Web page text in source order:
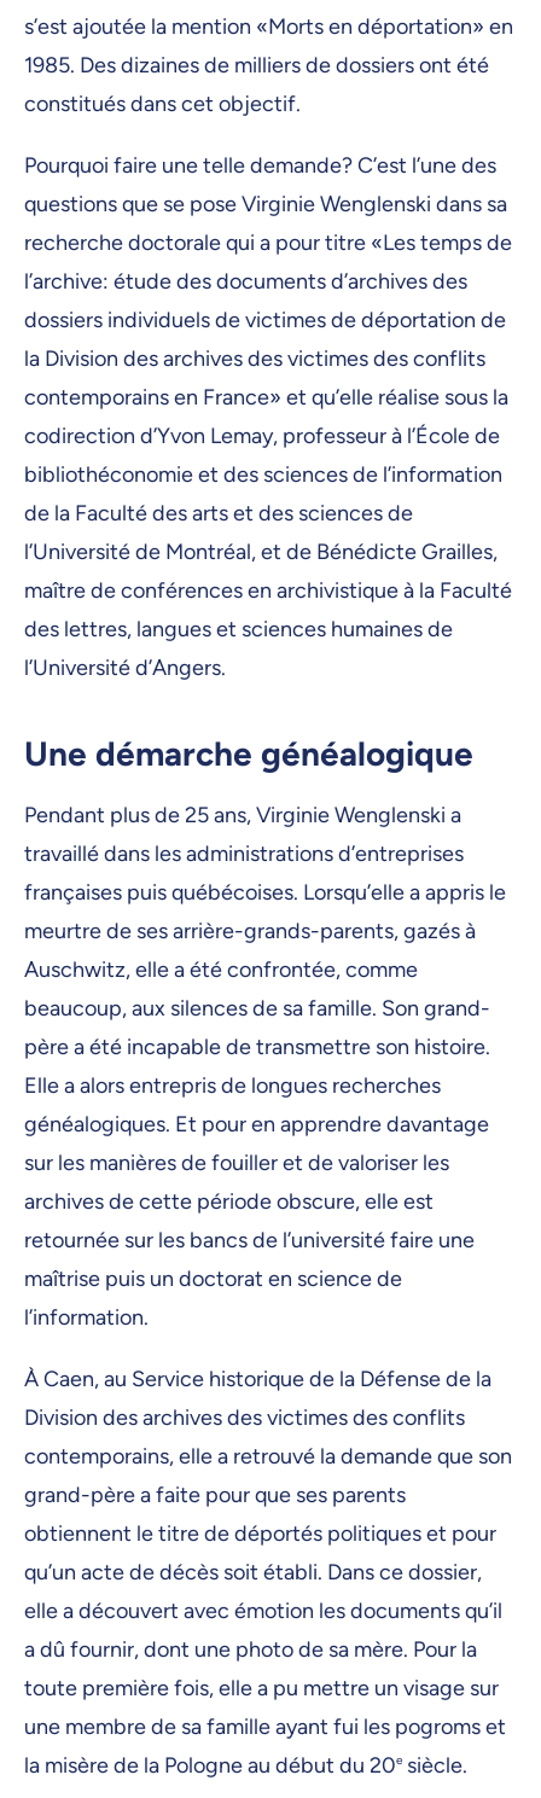
s’est ajoutée la mention «Morts en déportation» en
1985. Des dizaines de milliers de dossiers ont été
constitués dans cet objectif.
Pourquoi faire une telle demande? C’est l’une des
questions que se pose Virginie Wenglenski dans sa
recherche doctorale qui a pour titre «Les temps de
l’archive: étude des documents d’archives des
dossiers individuels de victimes de déportation de
la Division des archives des victimes des conflits
contemporains en France» et qu’elle réalise sous la
codirection d’Yvon Lemay, professeur à l’École de
bibliothéconomie et des sciences de l’information
de la Faculté des arts et des sciences de
l’Université de Montréal, et de Bénédicte Grailles,
maître de conférences en archivistique à la Faculté
des lettres, langues et sciences humaines de
l’Université d’Angers.
Une démarche généalogique
Pendant plus de 25 ans, Virginie Wenglenski a
travaillé dans les administrations d’entreprises
françaises puis québécoises. Lorsqu’elle a appris le
meurtre de ses arrière-grands-parents, gazés à
Auschwitz, elle a été confrontée, comme
beaucoup, aux silences de sa famille. Son grand-
père a été incapable de transmettre son histoire.
Elle a alors entrepris de longues recherches
généalogiques. Et pour en apprendre davantage
sur les manières de fouiller et de valoriser les
archives de cette période obscure, elle est
retournée sur les bancs de l’université faire une
maîtrise puis un doctorat en science de
l’information.
À Caen, au Service historique de la Défense de la
Division des archives des victimes des conflits
contemporains, elle a retrouvé la demande que son
grand-père a faite pour que ses parents
obtiennent le titre de déportés politiques et pour
qu’un acte de décès soit établi. Dans ce dossier,
elle a découvert avec émotion les documents qu’il
a dû fournir, dont une photo de sa mère. Pour la
toute première fois, elle a pu mettre un visage sur
une membre de sa famille ayant fui les pogroms et
la misère de la Pologne au début du 20e siècle.